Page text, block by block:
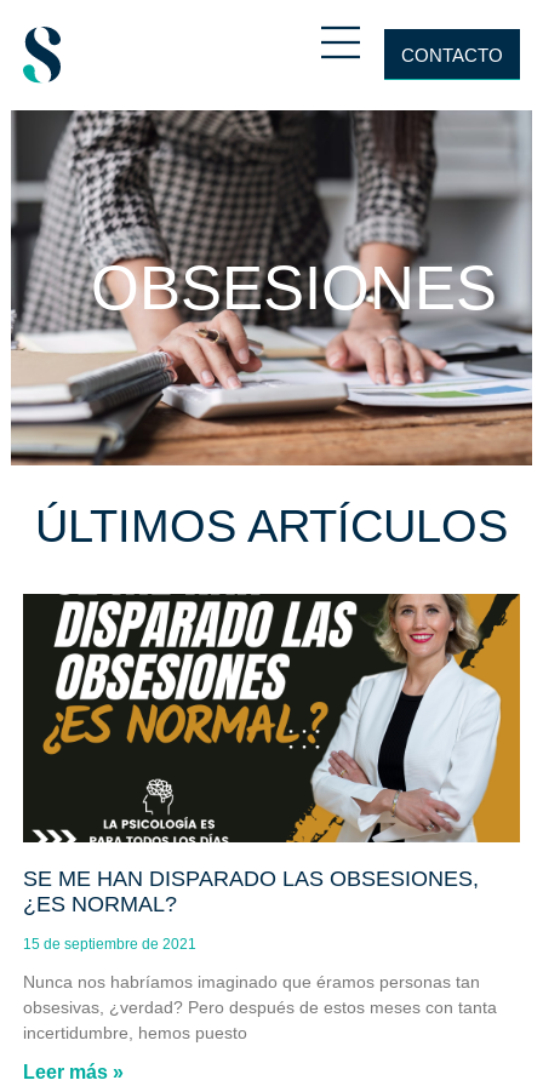
CONTACTO
OBSESIONES
ÚLTIMOS ARTÍCULOS
SE ME HAN DISPARADO LAS OBSESIONES,
¿ES NORMAL?
15 de septiembre de 2021
Nunca nos habríamos imaginado que éramos personas tan
obsesivas, ¿verdad? Pero después de estos meses con tanta
incertidumbre, hemos puesto
Leer más »